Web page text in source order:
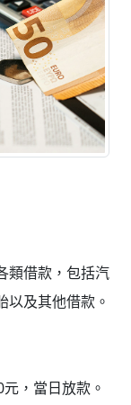
類借款，包括汽
以及其他借款。
，當日放款。